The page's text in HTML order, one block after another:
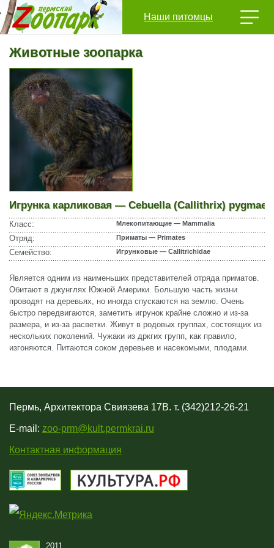
Наши питомцы
Животные зоопарка
Игрунка карликовая — Cebuella (Callithrix) pygmaea
Класс: Млекопитающие — Mammalia
Отряд: Приматы — Primates
Семейство: Игрунковые — Callitrichidae
Является одним из наименьших представителей отряда приматов.
Обитают в джунглях Южной Америки. Большую часть жизни
проводят на деревьях, но иногда спускаются на землю. Очень
быстро передвигаются, заметить игрунок крайне сложно и из-за
размера, и из-за расветки. Живут в родовых группах, состоящих из
нескольких поколений. Чужаки из дркгих групп, как правило,
изгоняются. Питаются соком деревьев и насекомыми, плодами.
Пермь, Архитектора Свиязева 17В. т. (342)212-26-21
E-mail: zoo-prm@kult.permkrai.ru
Контактная информация
2011